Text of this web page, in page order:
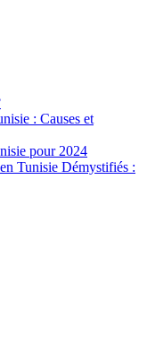
: Causes et
pour 2024
Tunisie Démystifiés :